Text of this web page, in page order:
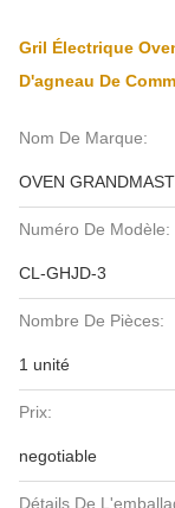
Gril Électrique
D'agneau De
Nom De Marque:
OVEN
Numéro De Modèle:
CL-GHJD-3
Nombre De Pièces:
1 unité
Prix:
negotiable
Détails De